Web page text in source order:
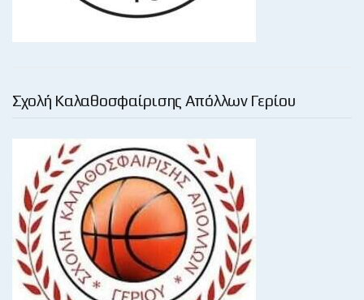
Σχολή Καλαθοσφαίρισης Απόλλων Γερίου